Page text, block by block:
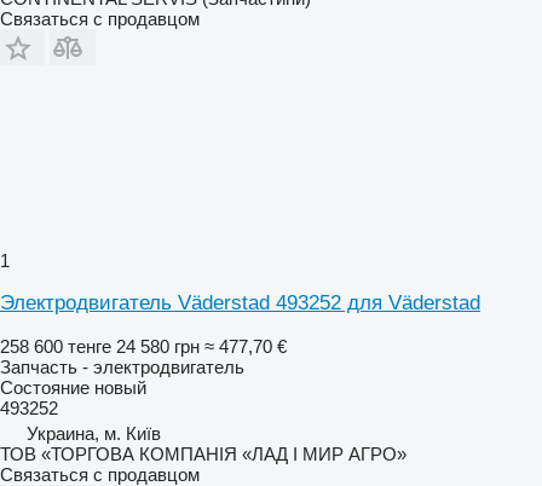
Связаться с продавцом
1
Электродвигатель Väderstad 493252 для Väderstad
258 600 тенге 24 580 грн ≈ 477,70 €
Запчасть - электродвигатель
Состояние новый
493252
Украина, м. Київ
ТОВ «ТОРГОВА КОМПАНІЯ «ЛАД І МИР АГРО»
Связаться с продавцом